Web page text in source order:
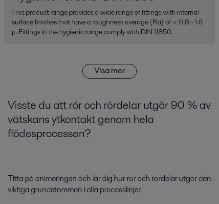
This product range provides a wide range of fittings with internal
surface finishes that have a roughness average (Ra) of < 0.8 - 1.6
μ. Fittings in the hygienic range comply with DIN 11850.
Visa mer
Visste du att rör och rördelar utgör 90 % av
vätskans ytkontakt genom hela
flödesprocessen?
Titta på animeringen och lär dig hur rör och rördelar utgör den
viktiga grundstommen i alla processlinjer.